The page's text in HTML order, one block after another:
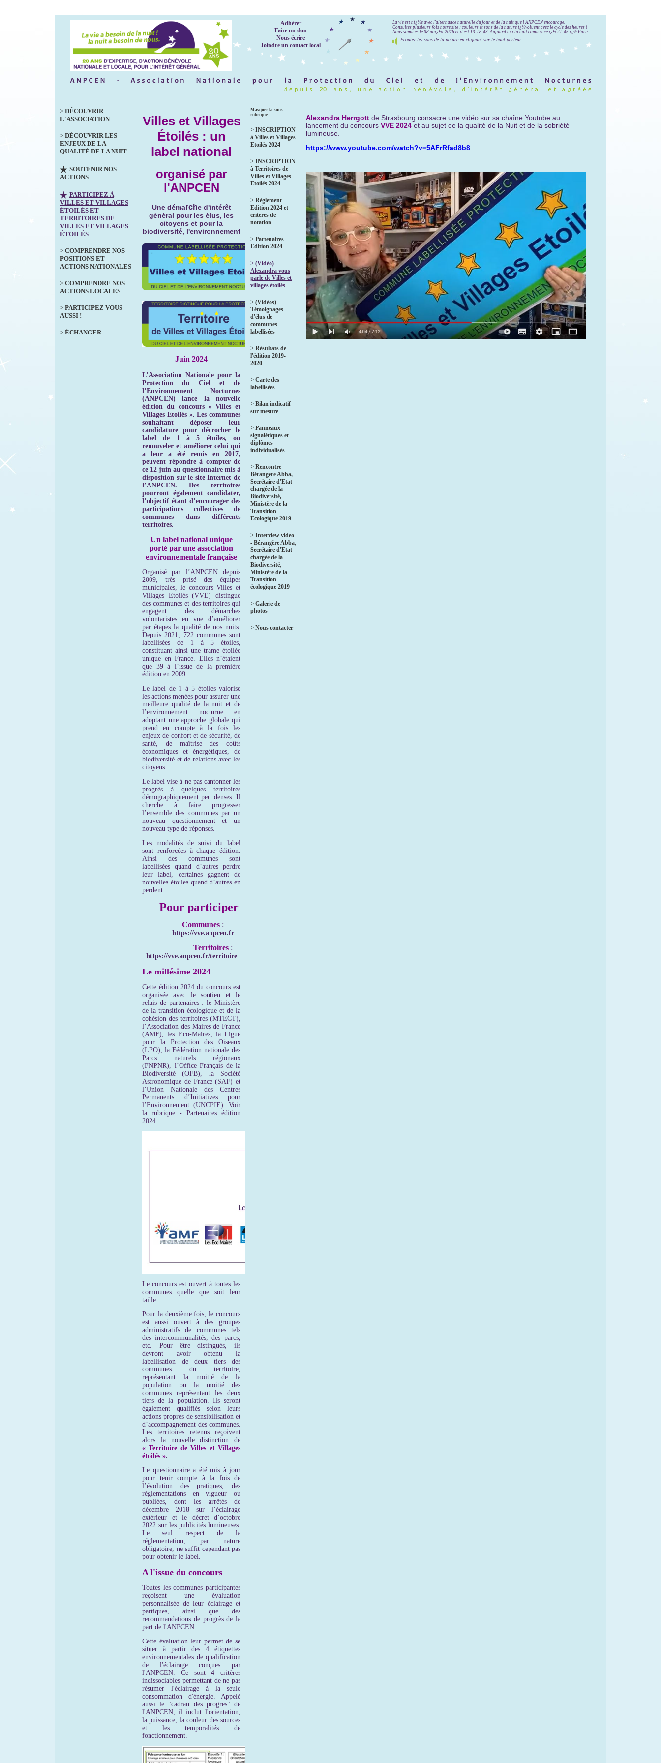
Adhérer
Faire un don
Nous écrire
Joindre un contact local
La vie est nï¿½e avec l'alternance naturelle du jour et de la nuit que l'ANPCEN encourage.
Consultez plusieurs fois notre site : couleurs et sons de la nature ï¿½voluent avec le cycle des heures !
Nous sommes le 08 aoï¿½t 2026 et il est 13:18:44.Aujourd'hui la nuit commence ï¿½ 21:45 ï¿½ Paris.
Ecoutez les sons de la nature en cliquant sur le haut-parleur
> DÉCOUVRIR
L'ASSOCIATION
> DÉCOUVRIR LES
ENJEUX DE LA
QUALITÉ DE LA NUIT
SOUTENIR NOS
ACTIONS
PARTICIPEZ À
VILLES ET VILLAGES
ÉTOILÉS ET
TERRITOIRES DE
VILLES ET VILLAGES
ÉTOILÉS
> COMPRENDRE NOS
POSITIONS ET
ACTIONS NATIONALES
> COMPRENDRE NOS
ACTIONS LOCALES
> PARTICIPEZ VOUS
AUSSI !
> ÉCHANGER
Villes et Villages
Étoilés : un
label national
organisé par
l'ANPCEN
Une démarche d'intérêt
général pour les élus, les
citoyens et pour la
biodiversité, l'environnement
Juin 2024
L’Association Nationale pour la
Protection du Ciel et de
l’Environnement Nocturnes
(ANPCEN) lance la nouvelle
édition du concours « Villes et
Villages Etoilés ». Les communes
souhaitant déposer leur
candidature pour décrocher le
label de 1 à 5 étoiles, ou
renouveler et améliorer celui qui
a leur a été remis en 2017,
peuvent répondre à compter de
ce 12 juin au questionnaire mis à
disposition sur le site Internet de
l’ANPCEN. Des territoires
pourront également candidater,
l’objectif étant d’encourager des
participations collectives de
communes dans différents
territoires.
Un label national unique
porté par une association
environnementale française
Organisé par l’ANPCEN depuis
2009, très prisé des équipes
municipales, le concours Villes et
Villages Etoilés (VVE) distingue
des communes et des territoires qui
engagent des démarches
volontaristes en vue d’améliorer
par étapes la qualité de nos nuits.
Depuis 2021, 722 communes sont
labellisées de 1 à 5 étoiles,
constituant ainsi une trame étoilée
unique en France. Elles n’étaient
que 39 à l’issue de la première
édition en 2009.
Le label de 1 à 5 étoiles valorise
les actions menées pour assurer une
meilleure qualité de la nuit et de
l’environnement nocturne en
adoptant une approche globale qui
prend en compte à la fois les
enjeux de confort et de sécurité, de
santé, de maîtrise des coûts
économiques et énergétiques, de
biodiversité et de relations avec les
citoyens.
Le label vise à ne pas cantonner les
progrès à quelques territoires
démographiquement peu denses. Il
cherche à faire progresser
l’ensemble des communes par un
nouveau questionnement et un
nouveau type de réponses.
Les modalités de suivi du label
sont renforcées à chaque édition.
Ainsi des communes sont
labellisées quand d’autres perdre
leur label, certaines gagnent de
nouvelles étoiles quand d’autres en
perdent.
Pour participer
Communes :
https://vve.anpcen.fr
Territoires :
https://vve.anpcen.fr/territoire
Le millésime 2024
Cette édition 2024 du concours est
organisée avec le soutien et le
relais de partenaires : le Ministère
de la transition écologique et de la
cohésion des territoires (MTECT),
l’Association des Maires de France
(AMF), les Eco-Maires, la Ligue
pour la Protection des Oiseaux
(LPO), la Fédération nationale des
Parcs naturels régionaux
(FNPNR), l’Office Français de la
Biodiversité (OFB), la Société
Astronomique de France (SAF) et
l’Union Nationale des Centres
Permanents d’Initiatives pour
l’Environnement (UNCPIE). Voir
la rubrique - Partenaires édition
2024.
Le concours est ouvert à toutes les
communes quelle que soit leur
taille.
Pour la deuxième fois, le concours
est aussi ouvert à des groupes
administratifs de communes tels
des intercommunalités, des parcs,
etc. Pour être distingués, ils
devront avoir obtenu la
labellisation de deux tiers des
communes du territoire,
représentant la moitié de la
population ou la moitié des
communes représentant les deux
tiers de la population. Ils seront
également qualifiés selon leurs
actions propres de sensibilisation et
d’accompagnement des communes.
Les territoires retenus reçoivent
alors la nouvelle distinction de
« Territoire de Villes et Villages
étoilés ».
Le questionnaire a été mis à jour
pour tenir compte à la fois de
l’évolution des pratiques, des
règlementations en vigueur ou
publiées, dont les arrêtés de
décembre 2018 sur l’éclairage
extérieur et le décret d’octobre
2022 sur les publicités lumineuses.
Le seul respect de la
réglementation, par nature
obligatoire, ne suffit cependant pas
pour obtenir le label.
A l'issue du concours
Toutes les communes participantes
reçoisent une évaluation
personnalisée de leur éclairage et
partiques, ainsi que des
recommandations de progrès de la
part de l'ANPCEN.
Cette évaluation leur permet de se
situer à partir des 4 étiquettes
environnementales de qualification
de l'éclairage conçues par
l'ANPCEN. Ce sont 4 critères
indissociables permettant de ne pas
résumer l'éclairage à la seule
consommation d'énergie. Appelé
aussi le "cadran des progrès" de
l'ANPCEN, il inclut l'orientation,
la puissance, la couleur des sources
et les temporalités de
fonctionnement.
Masquer la sous-
rubrique
> INSCRIPTION
à Villes et Villages
Etoilés 2024
> INSCRIPTION
à Territoires de
Villes et Villages
Etoilés 2024
> Règlement
Edition 2024 et
critères de
notation
> Partenaires
Edition 2024
> (Vidéo)
Alexandra vous
parle de Villes et
villages étoilés
> (Vidéos)
Témoignages
d'élus de
communes
labellisées
> Résultats de
l'édition 2019-
2020
> Carte des
labellisées
> Bilan indicatif
sur mesure
> Panneaux
signalétiques et
diplômes
individualisés
> Rencontre
Bérangère Abba,
Secrétaire d'Etat
chargée de la
Biodiversité,
Ministère de la
Transition
Ecologique 2019
> Interview video
- Bérangère Abba,
Secrétaire d'Etat
chargée de la
Biodiversité,
Ministère de la
Transition
écologique 2019
> Galerie de
photos
> Nous contacter
Alexandra Herrgott de Strasbourg consacre une vidéo sur sa chaîne Youtube au
lancement du concours VVE 2024 et au sujet de la qualité de la Nuit et de la sobriété
lumineuse.
https://www.youtube.com/watch?v=5AFrRfad8b8